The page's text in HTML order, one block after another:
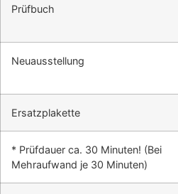
Prüfbuch
Neuausstellung
Ersatzplakette
* Prüfdauer ca. 30 Minuten! (Bei
Mehraufwand je 30 Minuten)